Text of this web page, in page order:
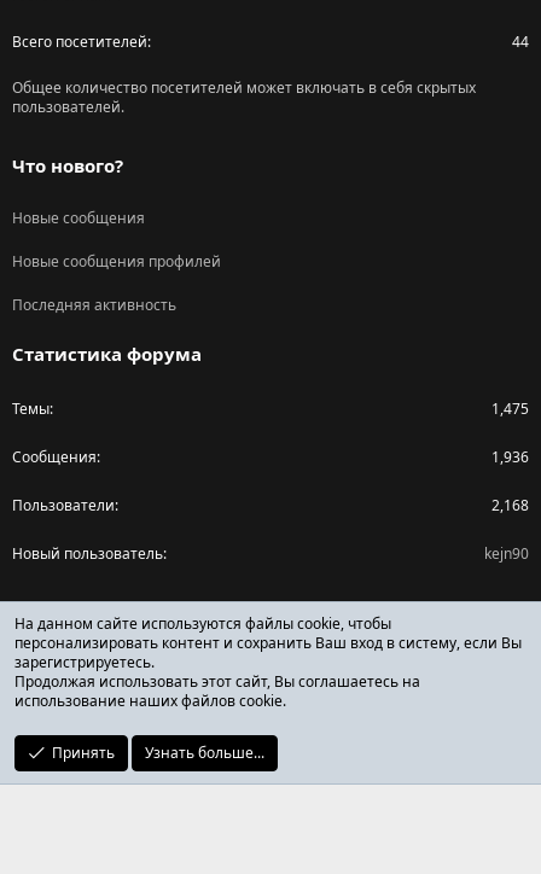
Всего посетителей 44
Общее количество посетителей может включать в себя скрытых
пользователей.
Что нового?
Новые сообщения
Новые сообщения профилей
Последняя активность
Статистика форума
Темы 1,475
Сообщения 1,936
Пользователи 2,168
Новый пользователь kejn90
Поделиться страницей
Facebook
X (Twitter)
Reddit
ОТЗЫВЫ ОНЛАЙН ФОРУМ
На данном сайте используются файлы cookie, чтобы
персонализировать контент и сохранить Ваш вход в систему, если Вы
зарегистрируетесь.
Продолжая использовать этот сайт, Вы соглашаетесь на
использование наших файлов cookie.
Принять Узнать больше...